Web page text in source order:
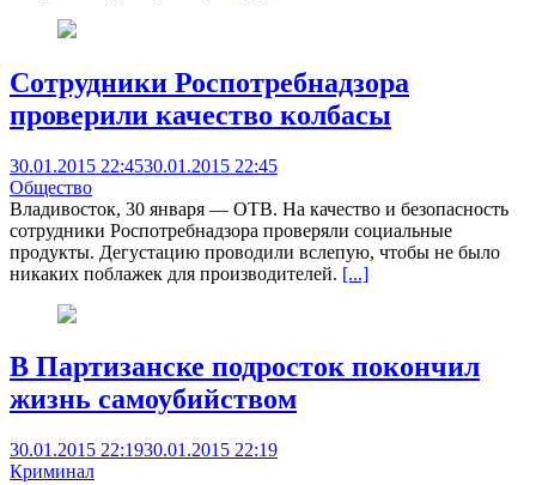
Сотрудники Роспотребнадзора
проверили качество колбасы
30.01.2015 22:4530.01.2015 22:45
Общество
Владивосток, 30 января — ОТВ. На качество и безопасность
сотрудники Роспотребнадзора проверяли социальные
продукты. Дегустацию проводили вслепую, чтобы не было
никаких поблажек для производителей. [...]
В Партизанске подросток покончил
жизнь самоубийством
30.01.2015 22:1930.01.2015 22:19
Криминал